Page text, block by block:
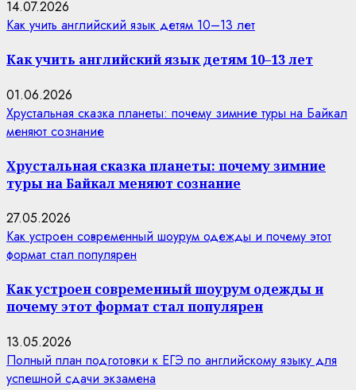
14.07.2026
Как учить английский язык детям 10–13 лет
Как учить английский язык детям 10–13 лет
01.06.2026
Хрустальная сказка планеты: почему зимние туры на Байкал
меняют сознание
Хрустальная сказка планеты: почему зимние
туры на Байкал меняют сознание
27.05.2026
Как устроен современный шоурум одежды и почему этот
формат стал популярен
Как устроен современный шоурум одежды и
почему этот формат стал популярен
13.05.2026
Полный план подготовки к ЕГЭ по английскому языку для
успешной сдачи экзамена